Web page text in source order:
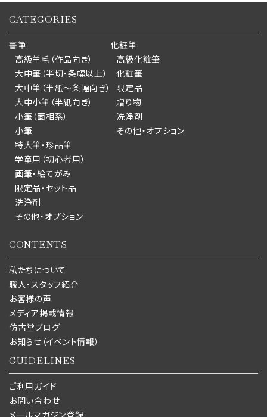
CATEGORIES
書筆
高級羊毛（作品向き）
大中筆（半切・条幅以上）
大中筆（半紙～条幅向き）
大中小筆（半紙向き）
小筆（面相系）
小筆
特大筆・珍品筆
学童用（初心者用）
画筆・絵てがみ
限定品・セット品
洗浄剤
その他・オプション
化粧筆
高級化粧筆
化粧筆
限定品
贈り物
洗浄剤
その他・オプション
CONTENTS
私たちについて
職人・スタッフ紹介
お客様の声
メディア掲載情報
仿古堂ブログ
お知らせ（イベント情報）
GUIDELINES
ご利用ガイド
お問い合わせ